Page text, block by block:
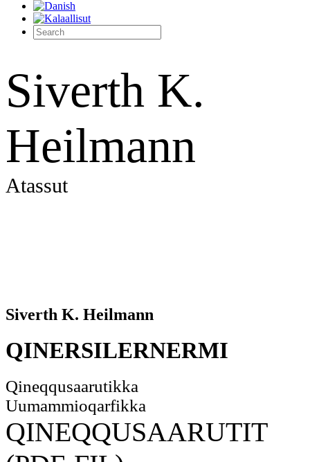
Siverth K.
Heilmann
Atassut
Siverth K. Heilmann
QINERSILERNERMI
Qineqqusaarutikka
Uumammioqarfikka
QINEQQUSAARUTIT